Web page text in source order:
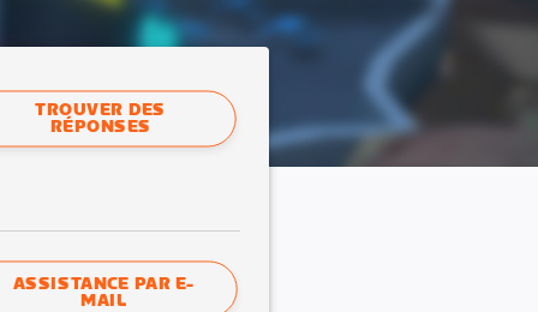
TROUVER DES
RÉPONSES
ASSISTANCE PAR E-
MAIL